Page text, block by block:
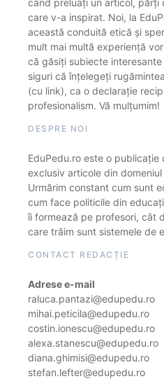
când preluați un articol, părți
care v-a inspirat. Noi, la
această conduită etică și
mult mai multă experiență
că găsiți subiecte
siguri că înțelegeți
(cu link), ca o declarație
profesionalism. Vă mulțumim!
DESPRE NOI
EduPedu.ro este o
exclusiv articole din
Urmărim constant cum sunt
cum face politicile din
îi formează pe profesori, cât
care trăim sunt sistemele de
CONTACT REDACȚIE
Adrese e-mail
raluca.pantazi@edupedu.ro
mihai.peticila@edupedu.ro
costin.ionescu@edupedu.ro
alexa.stanescu@edupedu.ro
diana.ghimisi@edupedu.ro
stefan.lefter@edupedu.ro